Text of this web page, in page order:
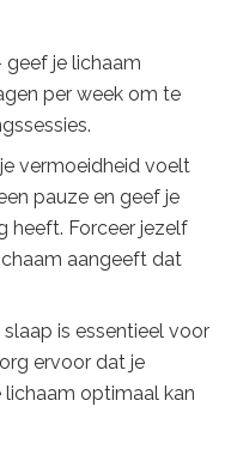
geef je lichaam
per week om te
vermoeidheid voelt
pauze en geef je
heeft. Forceer jezelf
aangeeft dat
is essentieel voor
ervoor dat je
optimaal kan